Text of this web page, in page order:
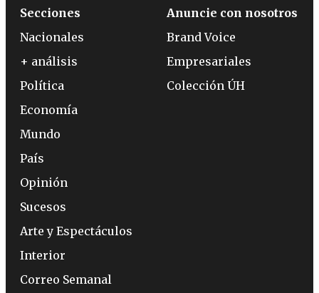
Secciones
Nacionales
+ análisis
Política
Economía
Mundo
País
Opinión
Sucesos
Arte y Espectáculos
Interior
Correo Semanal
Anuncie con nosotros
Brand Voice
Empresariales
Colección ÚH